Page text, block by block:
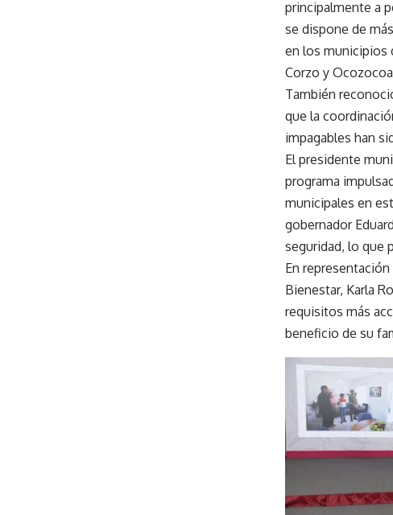
principalmente a
se dispone de
en los municipios
Corzo y
También
que la
impagables han
El presidente
programa
municipales en
gobernador
seguridad, lo que
En
Bienestar, Karla
requisitos más
beneficio de su